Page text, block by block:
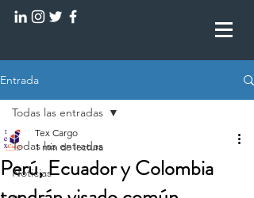
Entrada
Todas las entradas
Noticias
Todas las entradas
Perú, Ecuador y Colombia
Tex Cargo
1 min de lectura